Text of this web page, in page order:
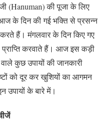
(Hanuman) की पूजा के लिए
के दिन की गई भक्ति से प्रसन्न
हैं। मंगलवार के दिन किए गए
प्राप्ति करवाते हैं। आज इस कड़ी
कुछ उपायों की जानकारी
को दूर कर खुशियों का आगमन
उपायों के बारे में।